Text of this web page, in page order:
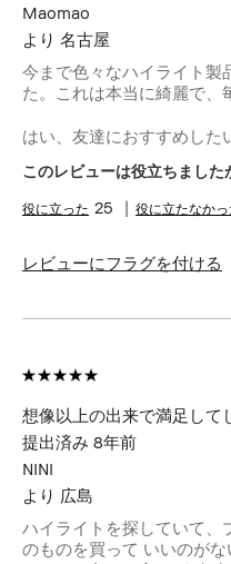
Maomao
より 名古屋
今まで色々なハイライト製
た。これは本当に綺麗で、
はい、友達におすすめした
このレビューは役立ちました
25
レビューにフラグを付ける
想像以上の出来で満足して
提出済み 8年前
NINI
より 広島
ハイライトを探していて、
のものを買って いいのが